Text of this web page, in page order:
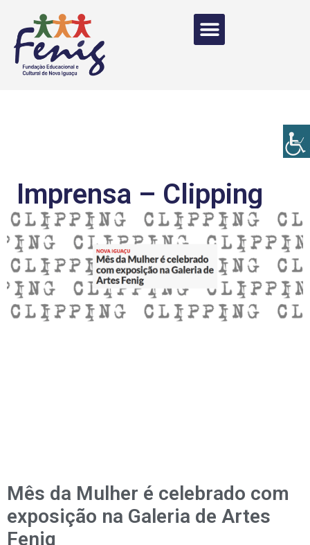
Imprensa – Clipping
Mês da Mulher é celebrado com
exposição na Galeria de Artes
Fenig